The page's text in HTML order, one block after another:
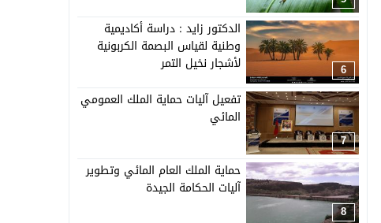
6
الدكتور زايد : دراسة أكاديمية
وطنية لقياس البصمة الكربونية
لأشجار نخيل التمر
7
تفعيل آليات حماية الملك العمومي
المائي
8
حماية الملك العام المائي وتطوير
آليات الحكامة الجيدة